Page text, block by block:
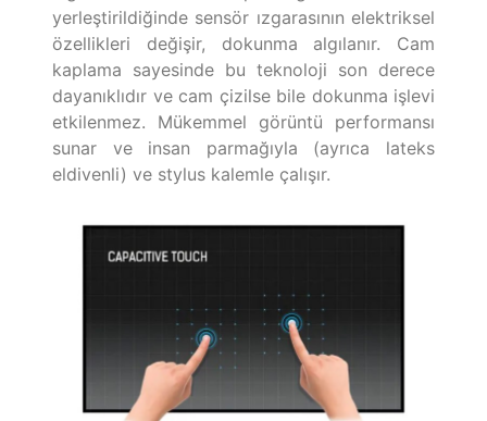
yerleştirildiğinde sensör ızgarasının elektriksel
özellikleri değişir, dokunma algılanır. Cam
kaplama sayesinde bu teknoloji son derece
dayanıklıdır ve cam çizilse bile dokunma işlevi
etkilenmez. Mükemmel görüntü performansı
sunar ve insan parmağıyla (ayrıca lateks
eldivenli) ve stylus kalemle çalışır.